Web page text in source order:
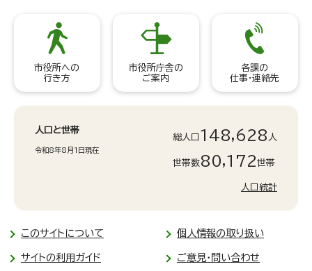
市役所への
行き方
市役所庁舎の
ご案内
各課の
仕事・連絡先
人口と世帯
令和8年8月1日現在
総人口 148,628 人
世帯数80,172世帯
人口統計
このサイトについて 個人情報の取り扱い
サイトの利用ガイド ご意見・問い合わせ